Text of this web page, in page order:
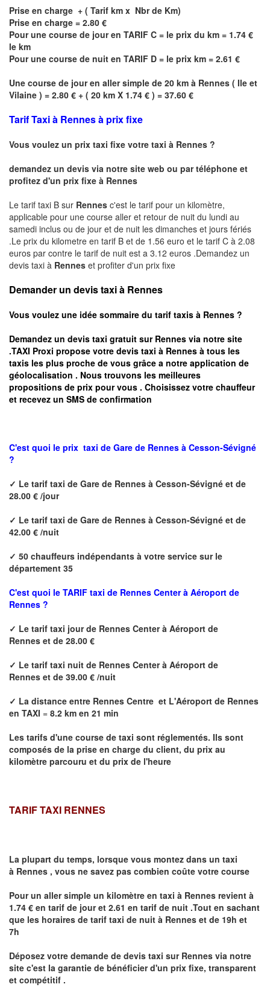
Prise en charge + ( Tarif km x Nbr de Km)
Prise en charge = 2.80 €
Pour une course de jour en TARIF C = le prix du km = 1.74 €
le km
Pour une course de nuit en TARIF D = le prix km = 2.61 €
Une course de jour en aller simple de 20 km à Rennes ( Ile et
Vilaine ) = 2.80 € + ( 20 km X 1.74 € ) = 37.60 €
Tarif Taxi à Rennes à prix fixe
Vous voulez un prix taxi fixe votre taxi à Rennes ?
demandez un devis via notre site web ou par téléphone et
profitez d'un prix fixe à Rennes
Le tarif taxi B sur Rennes c'est le tarif pour un kilomètre,
applicable pour une course aller et retour de nuit du lundi au
samedi inclus ou de jour et de nuit les dimanches et jours fériés
.Le prix du kilometre en tarif B et de 1.56 euro et le tarif C à 2.08
euros par contre le tarif de nuit est a 3.12 euros .Demandez un
devis taxi à Rennes et profiter d'un prix fixe
Demander un devis taxi à Rennes
Vous voulez une idée sommaire du tarif taxis à Rennes ?
Demandez un devis taxi gratuit sur Rennes via notre site
.TAXI Proxi propose votre devis taxi à Rennes à tous les
taxis les plus proche de vous grâce a notre application de
géolocalisation . Nous trouvons les meilleures
propositions de prix pour vous . Choisissez votre chauffeur
et recevez un SMS de confirmation
C'est quoi le prix taxi de Gare de Rennes à Cesson-Sévigné
?
✓ Le tarif taxi de Gare de Rennes à Cesson-Sévigné et de
28.00 € /jour
✓ Le tarif taxi de Gare de Rennes à Cesson-Sévigné et de
42.00 € /nuit
✓ 50 chauffeurs indépendants à votre service sur le
département 35
C'est quoi le TARIF taxi de Rennes Center à Aéroport de
Rennes ?
✓ Le tarif taxi jour de Rennes Center à Aéroport de
Rennes et de 28.00 €
✓ Le tarif taxi nuit de Rennes Center à Aéroport de
Rennes et de 39.00 € /nuit
✓ La distance entre Rennes Centre et L'Aéroport de Rennes
en TAXI = 8.2 km en 21 min
Les tarifs d'une course de taxi sont réglementés. Ils sont
composés de la prise en charge du client, du prix au
kilomètre parcouru et du prix de l'heure
TARIF TAXI RENNES
La plupart du temps, lorsque vous montez dans un taxi
à Rennes , vous ne savez pas combien coûte votre course
Pour un aller simple un kilomètre en taxi à Rennes revient à
1.74 € en tarif de jour et 2.61 en tarif de nuit .Tout en sachant
que les horaires de tarif taxi de nuit à Rennes et de 19h et
7h
Déposez votre demande de devis taxi sur Rennes via notre
site c'est la garantie de bénéficier d'un prix fixe, transparent
et compétitif .